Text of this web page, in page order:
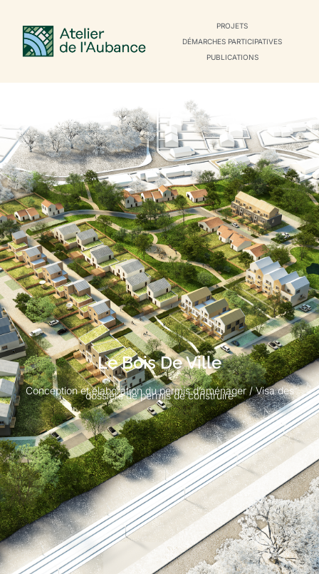
PROJETS
DÉMARCHES PARTICIPATIVES
PUBLICATIONS
Le Bois De Ville
Conception et élaboration du permis d’aménager / Visa des
dossiers de permis de construire